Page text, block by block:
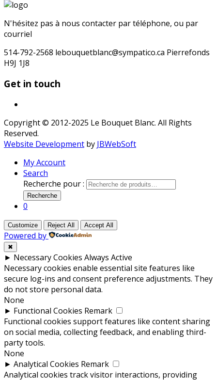
N'hésitez pas à nous contacter par téléphone, ou par
courriel
514-792-2568 lebouquetblanc@sympatico.ca Pierrefonds
H9J 1J8
Get in touch
Copyright © 2012-2025 Le Bouquet Blanc. All Rights
Reserved.
Website Development by JBWebSoft
My Account
Search
Recherche pour :
Recherche
0
Customize Reject All Accept All
Powered by
✖
► Necessary Cookies Always Active
Necessary cookies enable essential site features like
secure log-ins and consent preference adjustments. They
do not store personal data.
None
► Functional Cookies Remark
Functional cookies support features like content sharing
on social media, collecting feedback, and enabling third-
party tools.
None
► Analytical Cookies Remark
Analytical cookies track visitor interactions, providing